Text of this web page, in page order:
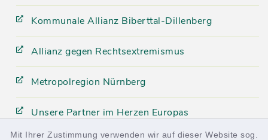
Mit Ihrer Zustimmung verwenden wir auf dieser Website sog.
Kommunale Allianz Biberttal-Dillenberg
Allianz gegen Rechtsextremismus
Metropolregion Nürnberg
Unsere Partner im Herzen Europas